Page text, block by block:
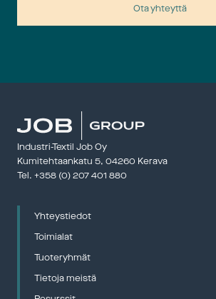
Ota yhteyttä
Industri-Textil Job Oy
Kumitehtaankatu 5, 04260 Kerava
Tel. +358 (0) 207 401 880
Yhteystiedot
Toimialat
Tuoteryhmät
Tietoja meistä